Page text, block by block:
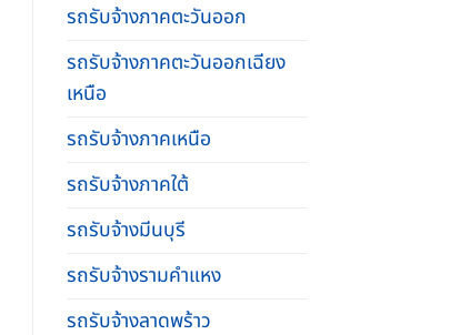
รถรับจ้างภาคตะวันออก
รถรับจ้างภาคตะวันออกเฉียง
เหนือ
รถรับจ้างภาคเหนือ
รถรับจ้างภาคใต้
รถรับจ้างมีนบุรี
รถรับจ้างรามคําแหง
รถรับจ้างลาดพร้าว